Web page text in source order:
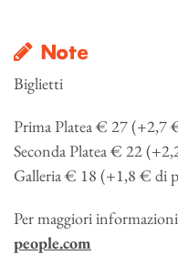
Note
Biglietti
Prima Platea € 27 (+2,7
Seconda Platea € 22
Galleria € 18 (+1,8 € di
Per maggiori
people.com